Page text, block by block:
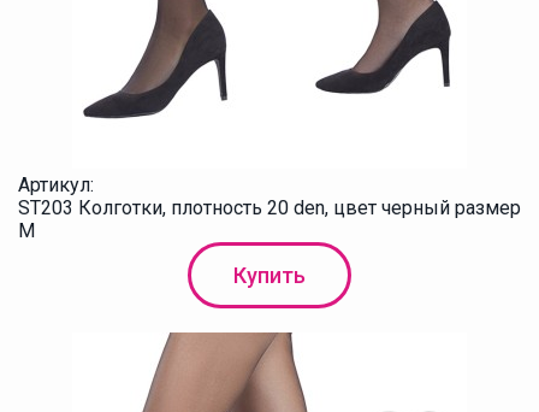
Артикул:
ST203 Колготки, плотность 20 den, цвет черный размер
M
Купить